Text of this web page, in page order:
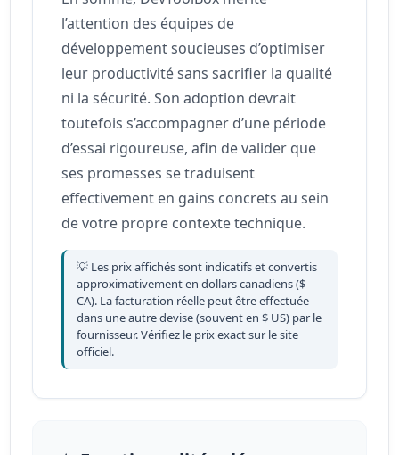
l’attention des équipes de
développement soucieuses d’optimiser
leur productivité sans sacrifier la qualité
ni la sécurité. Son adoption devrait
toutefois s’accompagner d’une période
d’essai rigoureuse, afin de valider que
ses promesses se traduisent
effectivement en gains concrets au sein
de votre propre contexte technique.
💡 Les prix affichés sont indicatifs et convertis
approximativement en dollars canadiens ($
CA). La facturation réelle peut être effectuée
dans une autre devise (souvent en $ US) par le
fournisseur. Vérifiez le prix exact sur le site
officiel.